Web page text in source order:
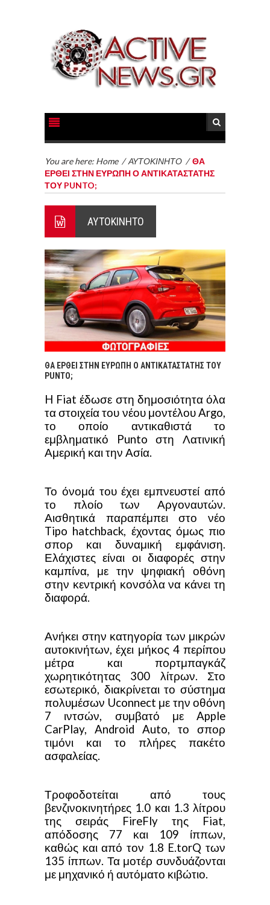
You are here: Home /ΑΥΤΟΚΙΝΗΤΟ /ΘΑ
ΕΡΘΕΙ ΣΤΗΝ ΕΥΡΩΠΗ Ο ΑΝΤΙΚΑΤΑΣΤΑΤΗΣ
ΤΟΥ PUNTO;
ΑΥΤΟΚΙΝΗΤΟ
ΘΑ ΕΡΘΕΙ ΣΤΗΝ ΕΥΡΩΠΗ Ο ΑΝΤΙΚΑΤΑΣΤΑΤΗΣ ΤΟΥ
PUNTO;
H Fiat έδωσε στη δημοσιότητα όλα
τα στοιχεία του νέου μοντέλου Argo,
το οποίο αντικαθιστά το
εμβληματικό Punto στη Λατινική
Αμερική και την Ασία.
Το όνομά του έχει εμπνευστεί από
το πλοίο των Αργοναυτών.
Αισθητικά παραπέμπει στο νέο
Tipo hatchback, έχοντας όμως πιο
σπορ και δυναμική εμφάνιση.
Ελάχιστες είναι οι διαφορές στην
καμπίνα, με την ψηφιακή οθόνη
στην κεντρική κονσόλα να κάνει τη
διαφορά.
Ανήκει στην κατηγορία των μικρών
αυτοκινήτων, έχει μήκος 4 περίπου
μέτρα και πορτμπαγκάζ
χωρητικότητας 300 λίτρων. Στο
εσωτερικό, διακρίνεται το σύστημα
πολυμέσων Uconnect με την οθόνη
7 ιντσών, συμβατό με Apple
CarPlay, Android Auto, το σπορ
τιμόνι και το πλήρες πακέτο
ασφαλείας.
Τροφοδοτείται από τους
βενζινοκινητήρες 1.0 και 1.3 λίτρου
της σειράς FireFly της Fiat,
απόδοσης 77 και 109 ίππων,
καθώς και από τον 1.8 E.torQ των
135 ίππων. Τα μοτέρ συνδυάζονται
με μηχανικό ή αυτόματο κιβώτιο.